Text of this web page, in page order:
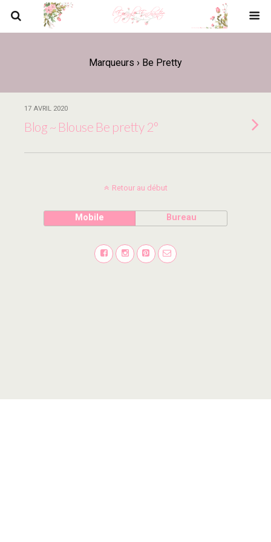
Marqueurs › Be Pretty
17 AVRIL 2020
Blog ~ Blouse Be pretty 2°
Retour au début
Mobile Bureau